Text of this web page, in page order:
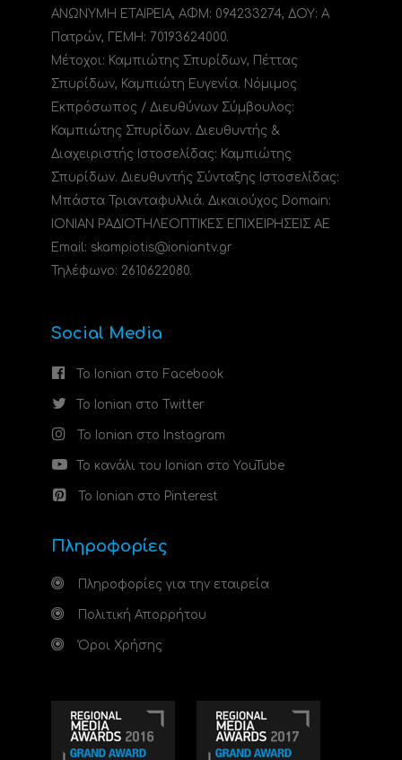
ΑΝΩΝΥΜΗ ΕΤΑΙΡΕΙΑ, ΑΦΜ: 094233274, ΔΟΥ: A
Πατρών, ΓΕΜΗ: 70193624000.
Μέτοχοι: Καμπιώτης Σπυρίδων, Πέττας
Σπυρίδων, Καμπιώτη Ευγενία. Νόμιμος
Εκπρόσωπος / Διευθύνων Σύμβουλος:
Καμπιώτης Σπυρίδων. Διευθυντής &
Διαχειριστής Ιστοσελίδας: Καμπιώτης
Σπυρίδων. Διευθυντής Σύνταξης Ιστοσελίδας:
Μπάστα Τριανταφυλλιά. Δικαιούχος Domain:
ΙΟΝΙΑΝ ΡΑΔΙΟΤΗΛΕΟΠΤΙΚΕΣ ΕΠΙΧΕΙΡΗΣΕΙΣ ΑΕ
Email: skampiotis@ioniantv.gr
Τηλέφωνο: 2610622080.
Social Media
Το Ionian στο Facebook
Το Ionian στο Twitter
Το Ionian στο Instagram
Το κανάλι του Ionian στο YouTube
Το Ionian στο Pinterest
Πληροφορίες
Πληροφορίες για την εταιρεία
Πολιτική Απορρήτου
Όροι Χρήσης